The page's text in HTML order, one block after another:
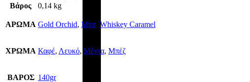
Βάρος
0,14 kg
ΑΡΩΜΑ Gold Orchid, Mint Whiskey Caramel
ΧΡΩΜΑ Καφέ, Λευκό, Μέντα, Μπέζ
ΒΑΡΟΣ 140gr